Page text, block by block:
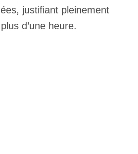
justifiant pleinement
d’une heure.